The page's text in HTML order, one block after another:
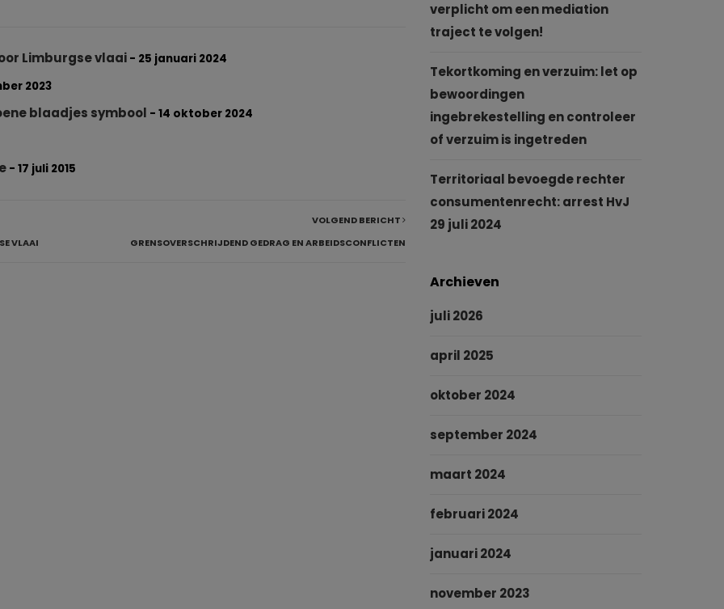
Limburgse vlaai - 25 januari 2024
2023
blaadjes symbool - 14 oktober 2024
- 17 juli 2015
VLAAI
VOLGEND BERICHT
GRENSOVERSCHRIJDEND GEDRAG EN ARBEIDSCONFLICTEN
verplicht om een mediation
traject te volgen!
Tekortkoming en verzuim: let op
bewoordingen
ingebrekestelling en controleer
of verzuim is ingetreden
Territoriaal bevoegde rechter
consumentenrecht: arrest HvJ
29 juli 2024
Archieven
juli 2026
april 2025
oktober 2024
september 2024
maart 2024
februari 2024
januari 2024
november 2023